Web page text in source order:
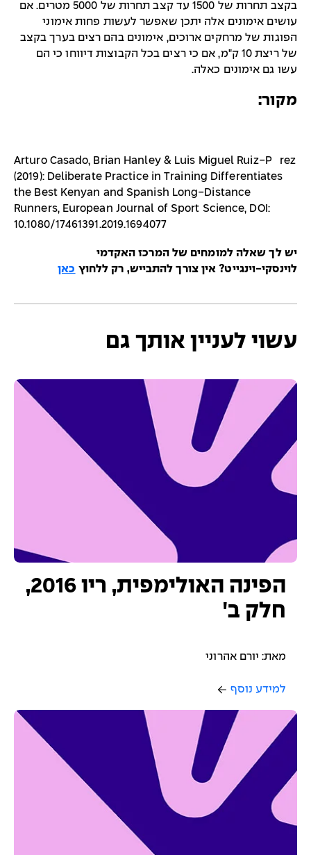
בקצב תחרות של 1500 עד קצב תחרות של 5000 מטרים. אם
עושים אימונים אלה יתכן שאפשר לעשות פחות אימוני
הפוגות של מרחקים ארוכים, אימונים בהם רצים בערך בקצב
של ריצת 10 ק"מ, אם כי רצים בכל הקבוצות דיווחו כי הם
עשו גם אימונים כאלה.
מקור:
Arturo Casado, Brian Hanley & Luis Miguel Ruiz-Pérez
(2019): Deliberate Practice in Training Differentiates
the Best Kenyan and Spanish Long-Distance
Runners, European Journal of Sport Science, DOI:
10.1080/17461391.2019.1694077
יש לך שאלה למומחים של המרכז האקדמי
לוינסקי-וינגייט? אין צורך להתבייש, רק ללחוץ כאן
עשוי לעניין אותך גם
הפינה האולימפית, ריו 2016,
חלק ב'
מאת: יורם אהרוני
למידע נוסף